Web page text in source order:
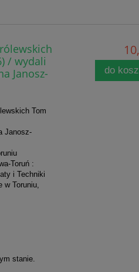
/ wydali
Janosz-
Tom
Janosz-
Toruń :
i Techniki
w Toruniu,
stanie.
do